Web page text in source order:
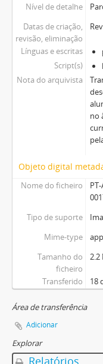
Nível de detalhe
Datas de criação,
revisão, eliminação
Línguas e escritas
Script(s)
Nota do arquivista
no
Objeto digital
Nome do ficheiro
Tipo de suporte
Mime-type
Tamanho do
ficheiro
2.2
Transferido 18
Área de transferência
Adicionar
Explorar
Relatórios